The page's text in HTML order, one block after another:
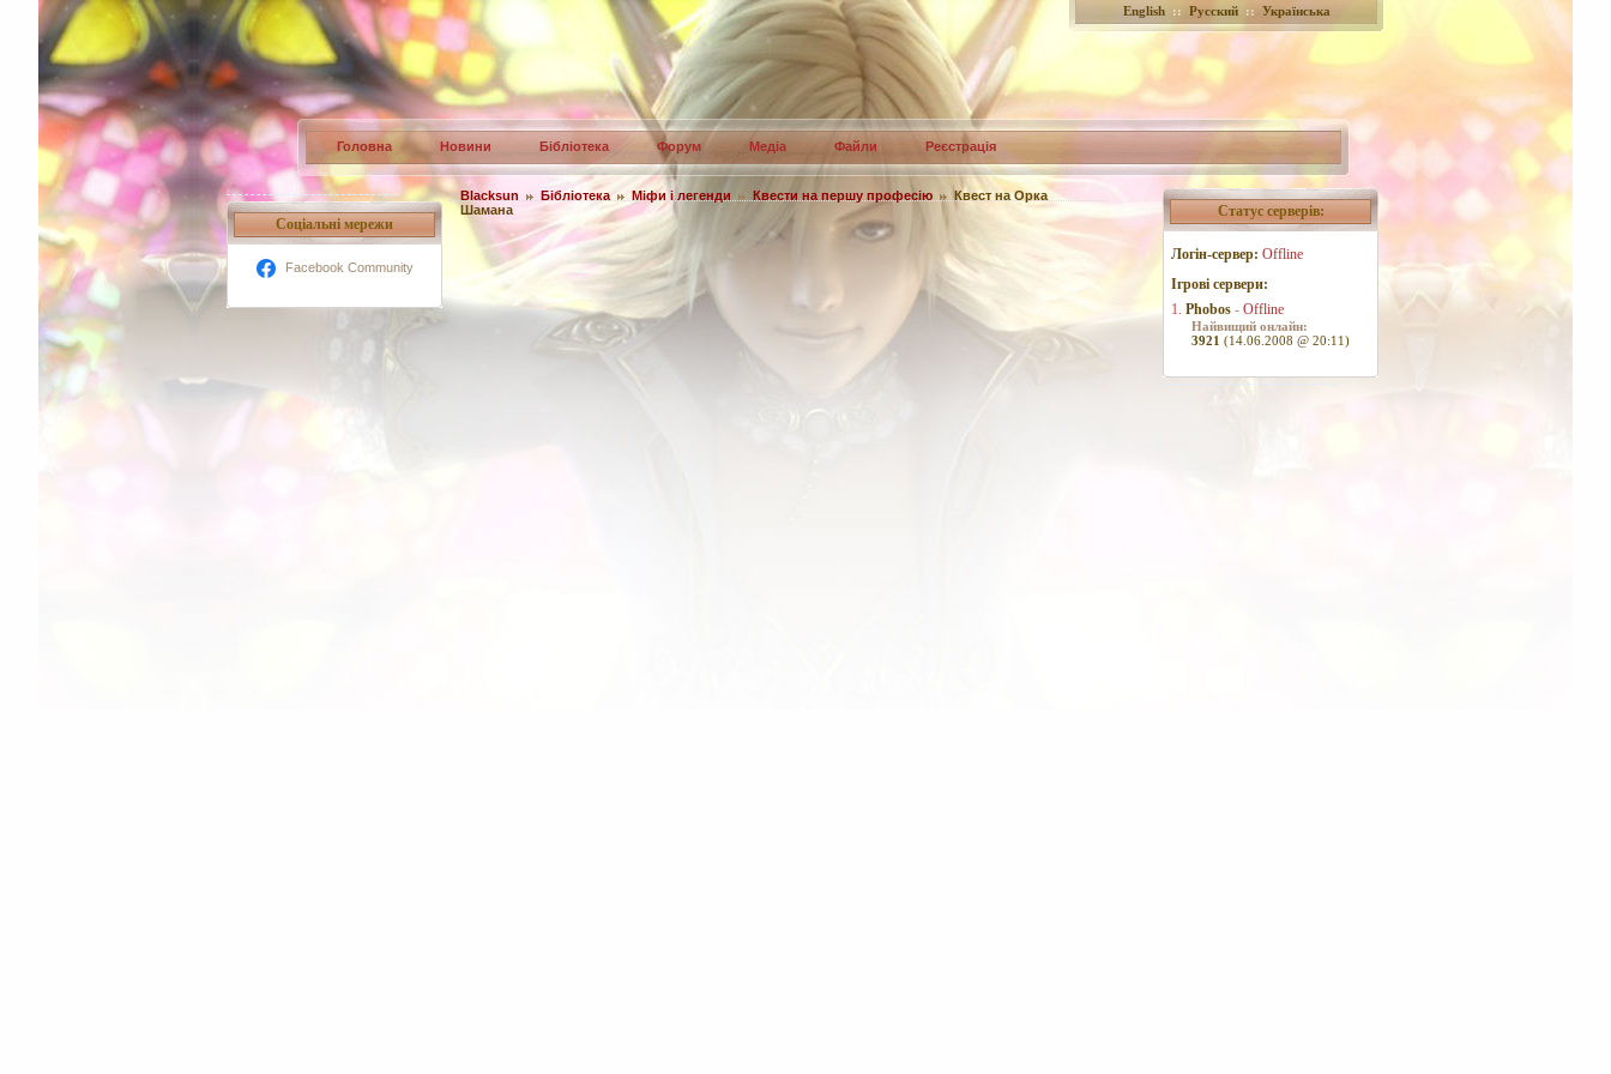
English:: Русский:: Українська
Головна Новини Бібліотека Форум Медіа Файли Реєстрація
Соцiальнi мережи
Facebook Community
Blacksun Бібліотека Міфи і легенди Квести на першу професію
Квест на Орка
Шамана
Статус серверів:
Логін-сервер: Offline
Ігрові сервери:
1. Phobos - Offline
Найвищий онлайн:
3921 (14.06.2008 @ 20:11)